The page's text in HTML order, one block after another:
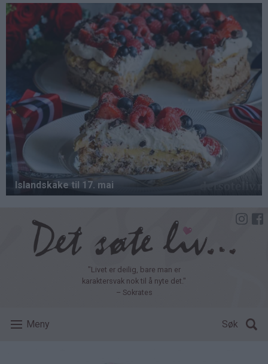
Hopp
hovedinnhold
"Livet er deilig, bare man er
karaktersvak nok til å nyte det."
– Sokrates
Meny Søk